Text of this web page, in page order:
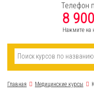
Телефон
8
Нажмите на
Главная Медицинские курсы